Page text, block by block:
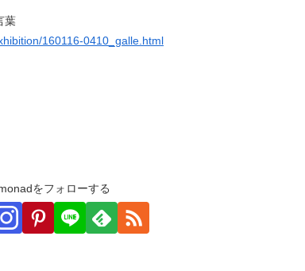
葉
160116-0410_galle.html
をフォローする